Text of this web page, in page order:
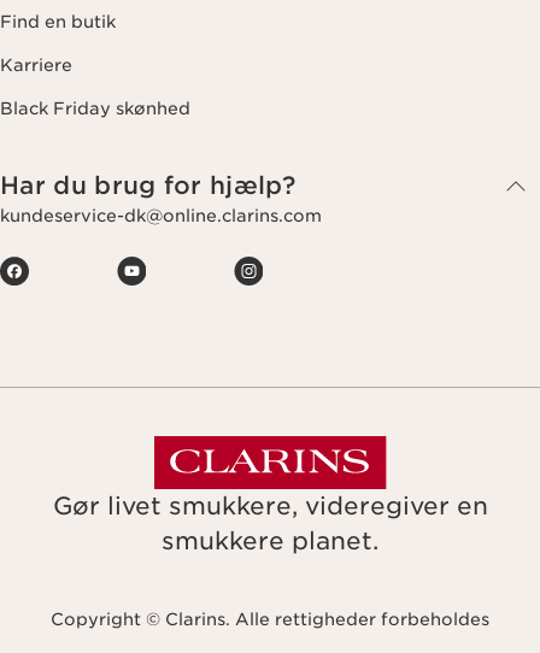
Find en butik
Karriere
Black Friday skønhed
Har du brug for hjælp?
kundeservice-dk@online.clarins.com
Gør livet smukkere, videregiver en
smukkere planet.
Copyright © Clarins. Alle rettigheder forbeholdes